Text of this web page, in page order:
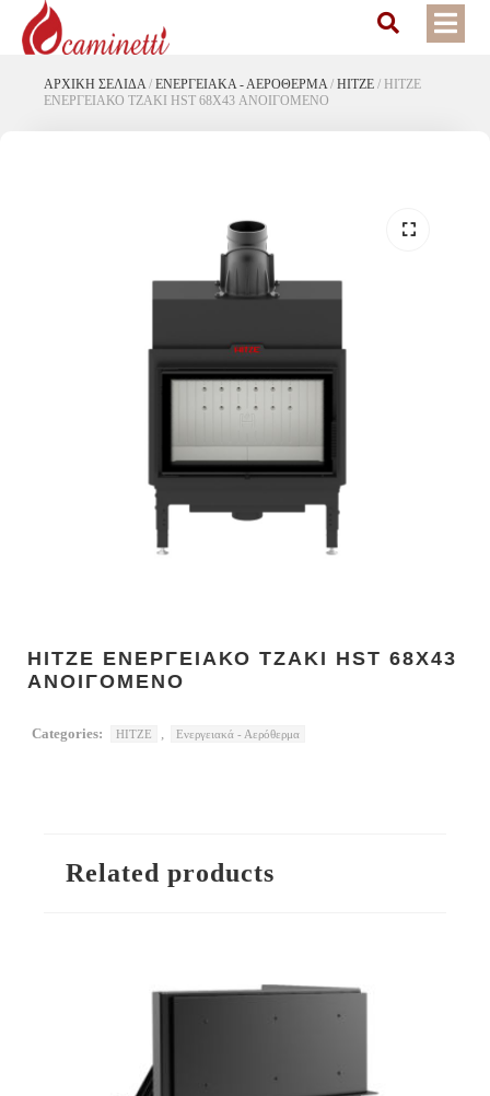
ΑΡΧΙΚΉ ΣΕΛΊΔΑ / ΕΝΕΡΓΕΙΑΚΆ - ΑΕΡΌΘΕΡΜΑ / HITZE / HITZE
ΕΝΕΡΓΕΙΑΚΟ ΤΖΑΚΙ HST 68X43 ΑΝΟΙΓΟΜΕΝΟ
HITZE ΕΝΕΡΓΕΙΑΚΟ ΤΖΑΚΙ HST 68X43
ΑΝΟΙΓΟΜΕΝΟ
Categories: HITZE , Ενεργειακά - Αερόθερμα
Related products